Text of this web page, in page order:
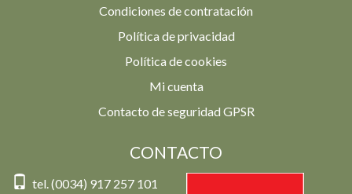
Condiciones de contratación
Política de privacidad
Política de cookies
Mi cuenta
Contacto de seguridad GPSR
CONTACTO
tel. (0034) 917 257 101